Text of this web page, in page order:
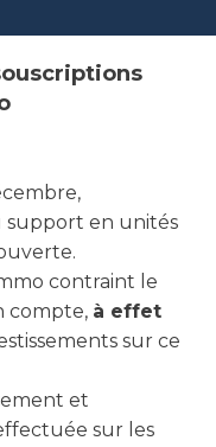
support en unités
contraint le
compte, à effet
sur ce
et
sur les